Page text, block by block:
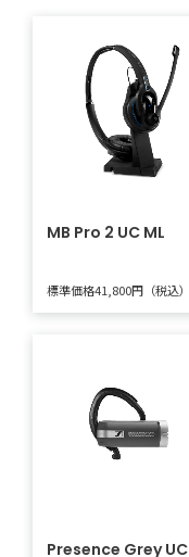
MB Pro 2 UC ML
標準価格41,800円（税込）
Presence Grey UC